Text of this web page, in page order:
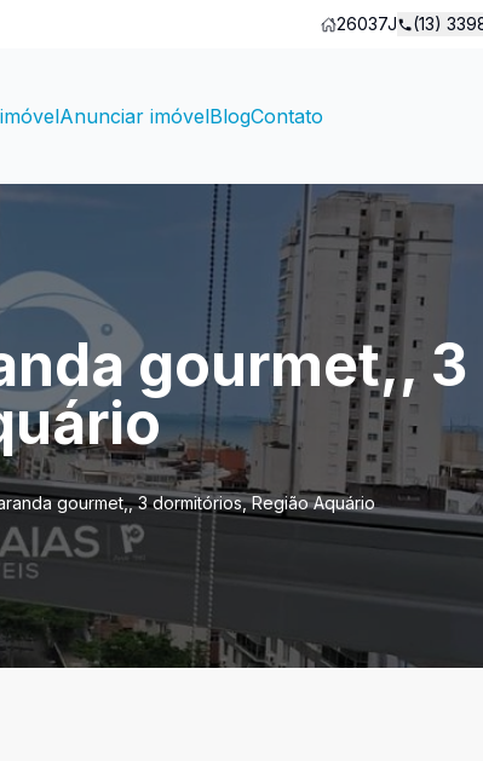
26037J (13)
Anunciar imóvelBlogContato
gourmet,, 3
gourmet,, 3 dormitórios, Região Aquário